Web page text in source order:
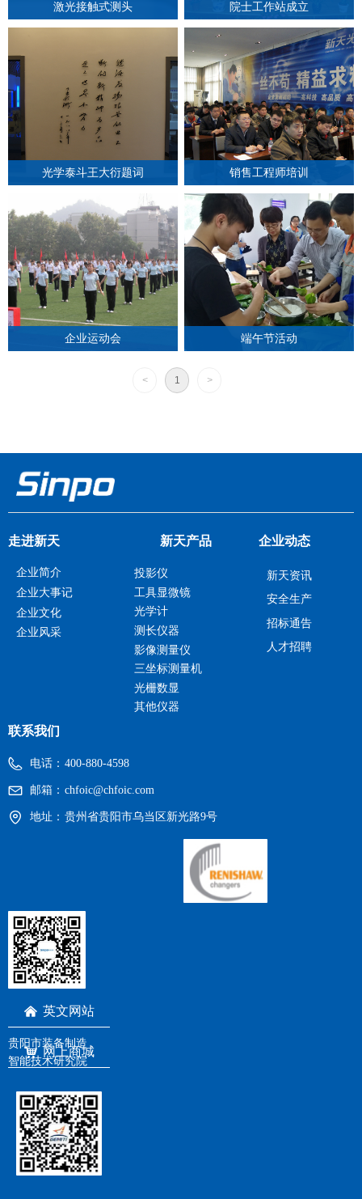
激光接触式测头 院士工作站成立
光学泰斗王大衍题词 销售工程师培训
企业运动会 端午节活动
< 1 >
企业简介
企业大事记
企业文化
企业风采
走进新天
投影仪
工具显微镜
光学计
测长仪器
影像测量仪
三坐标测量机
光栅数显
其他仪器
新天产品
新天资讯
安全生产
招标通告
人才招聘
企业动态
낀 英文网站
낙 网上商城
联系我们
电话： 400-880-4598
邮箱： chfoic@chfoic.com
地址： 贵州省贵阳市乌当区新光路9号
贵阳市装备制造
智能技术研究院